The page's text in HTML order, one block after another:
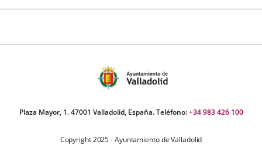
Plaza Mayor, 1. 47001 Valladolid, España. Teléfono:+34 983 426 100
Copyright 2025 - Ayuntamiento de Valladolid